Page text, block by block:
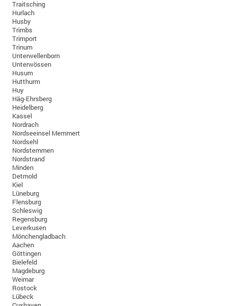
Traitsching
Hurlach
Husby
Trimbs
Trimport
Trinum
Unterwellenborn
Unterwössen
Husum
Hutthurm
Huy
Häg-Ehrsberg
Heidelberg
Kassel
Nordrach
Nordseeinsel Memmert
Nordsehl
Nordstemmen
Nordstrand
Minden
Detmold
Kiel
Lüneburg
Flensburg
Schleswig
Regensburg
Leverkusen
Mönchengladbach
Aachen
Göttingen
Bielefeld
Magdeburg
Weimar
Rostock
Lübeck